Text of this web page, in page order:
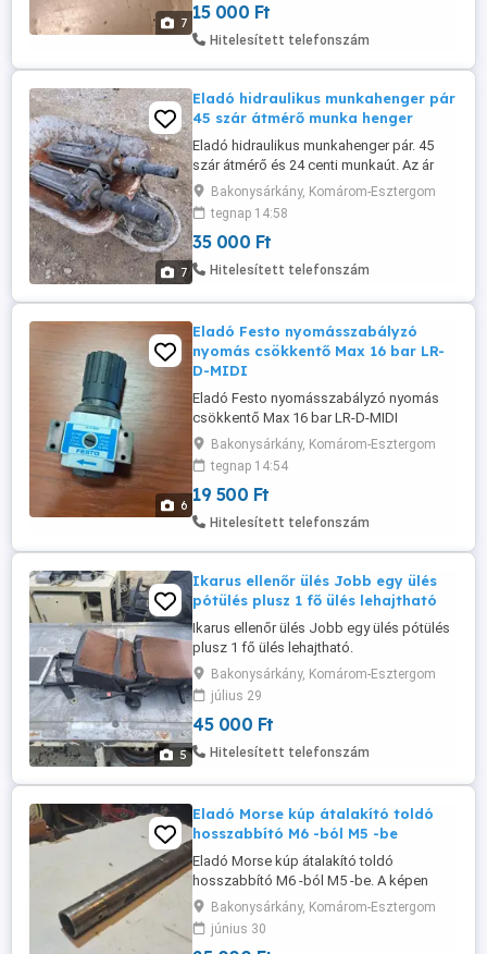
7 15 000 Ft
Hitelesített telefonszám
7
Eladó hidraulikus munkahenger pár
45 szár átmérő munka henger
Eladó hidraulikus munkahenger pár. 45
szár átmérő és 24 centi munkaút. Az ár
darabra értendő.
Bakonysárkány, Komárom-Esztergom
tegnap 14:58
35 000 Ft
Hitelesített telefonszám
6
Eladó Festo nyomásszabályzó
nyomás csökkentő Max 16 bar LR-
D-MIDI
Eladó Festo nyomásszabályzó nyomás
csökkentő Max 16 bar LR-D-MIDI
Bakonysárkány, Komárom-Esztergom
tegnap 14:54
19 500 Ft
Hitelesített telefonszám
5
Ikarus ellenőr ülés Jobb egy ülés
pótülés plusz 1 fő ülés lehajtható
Ikarus ellenőr ülés Jobb egy ülés pótülés
plusz 1 fő ülés lehajtható.
Bakonysárkány, Komárom-Esztergom
július 29
45 000 Ft
Hitelesített telefonszám
Eladó Morse kúp átalakító toldó
hosszabbító M6 -ból M5 -be
Eladó Morse kúp átalakító toldó
hosszabbító M6 -ból M5 -be. A képen
látható fúrószár csak szemléltetés képen
lett mellé rakva és már nincs meg. A toldó
teljes hossza 65cm. Mehet szállítással is.
Bakonysárkány, Komárom-Esztergom
június 30